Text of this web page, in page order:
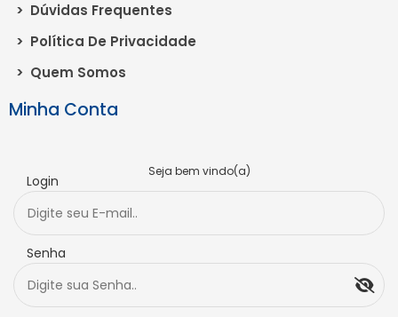
> Dúvidas Frequentes
> Política De Privacidade
> Quem Somos
Minha Conta
Seja bem vindo(a)
Login
Senha